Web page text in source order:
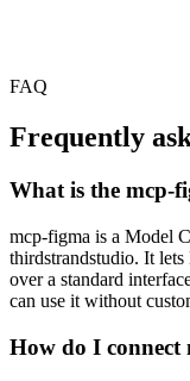
FAQ
Frequently
What is the mcp-
mcp-figma is a Model
thirdstrandstudio. It
over a standard
can use it without
How do I connect